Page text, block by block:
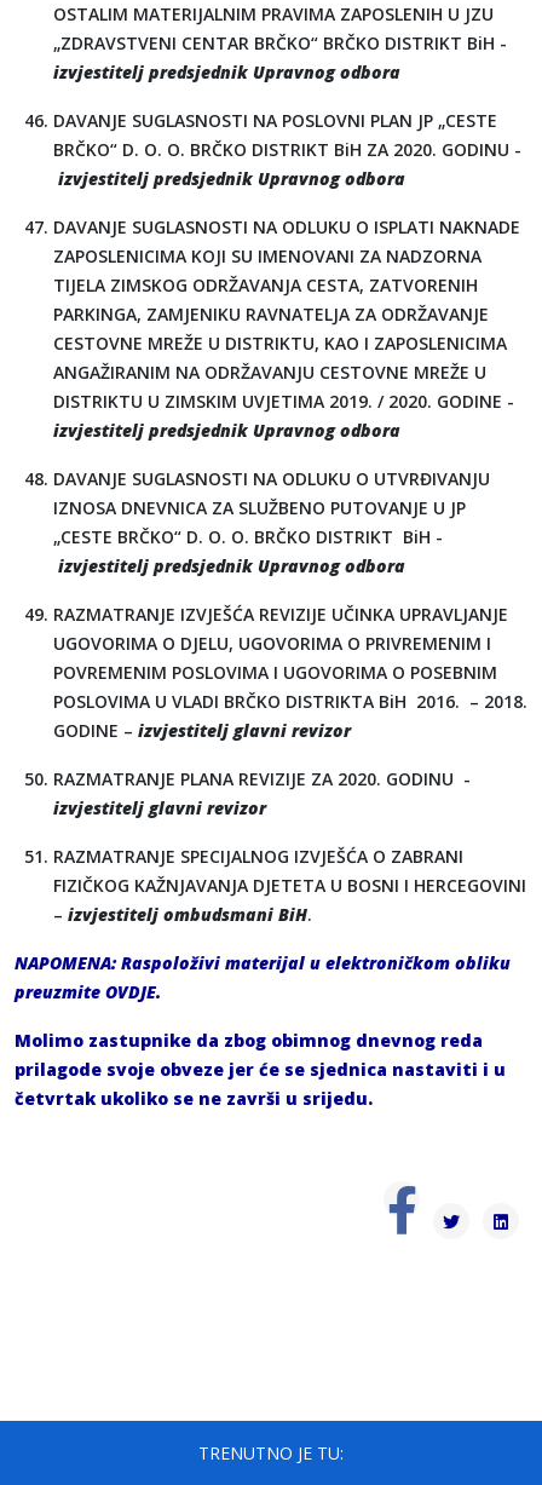
OSTALIM MATERIJALNIM PRAVIMA ZAPOSLENIH U JZU
„ZDRAVSTVENI CENTAR BRČKO“ BRČKO DISTRIKT BiH -
izvjestitelj predsjednik Upravnog odbora
DAVANJE SUGLASNOSTI NA POSLOVNI PLAN JP „CESTE
BRČKO“ D. O. O. BRČKO DISTRIKT BiH ZA 2020. GODINU -
izvjestitelj predsjednik Upravnog odbora
DAVANJE SUGLASNOSTI NA ODLUKU O ISPLATI NAKNADE
ZAPOSLENICIMA KOJI SU IMENOVANI ZA NADZORNA
TIJELA ZIMSKOG ODRŽAVANJA CESTA, ZATVORENIH
PARKINGA, ZAMJENIKU RAVNATELJA ZA ODRŽAVANJE
CESTOVNE MREŽE U DISTRIKTU, KAO I ZAPOSLENICIMA
ANGAŽIRANIM NA ODRŽAVANJU CESTOVNE MREŽE U
DISTRIKTU U ZIMSKIM UVJETIMA 2019. / 2020. GODINE -
izvjestitelj predsjednik Upravnog odbora
DAVANJE SUGLASNOSTI NA ODLUKU O UTVRĐIVANJU
IZNOSA DNEVNICA ZA SLUŽBENO PUTOVANJE U JP
„CESTE BRČKO“ D. O. O. BRČKO DISTRIKT BiH -
izvjestitelj predsjednik Upravnog odbora
RAZMATRANJE IZVJEŠĆA REVIZIJE UČINKA UPRAVLJANJE
UGOVORIMA O DJELU, UGOVORIMA O PRIVREMENIM I
POVREMENIM POSLOVIMA I UGOVORIMA O POSEBNIM
POSLOVIMA U VLADI BRČKO DISTRIKTA BiH 2016. – 2018.
GODINE – izvjestitelj glavni revizor
RAZMATRANJE PLANA REVIZIJE ZA 2020. GODINU -
izvjestitelj glavni revizor
RAZMATRANJE SPECIJALNOG IZVJEŠĆA O ZABRANI
FIZIČKOG KAŽNJAVANJA DJETETA U BOSNI I HERCEGOVINI
– izvjestitelj ombudsmani BiH.
NAPOMENA: Raspoloživi materijal u elektroničkom obliku
preuzmite OVDJE.
Molimo zastupnike da zbog obimnog dnevnog reda
prilagode svoje obveze jer će se sjednica nastaviti i u
četvrtak ukoliko se ne završi u srijedu.
TRENUTNO JE TU: